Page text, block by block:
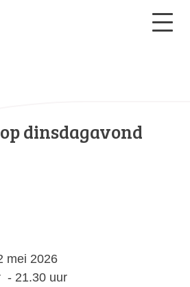
dinsdagavond
mei 2026
- 21.30 uur